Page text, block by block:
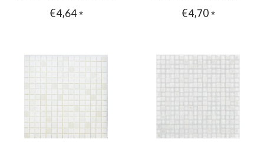
white Mix - 33cm x 33cm
€4,64 *
33x33cm
€4,70 *